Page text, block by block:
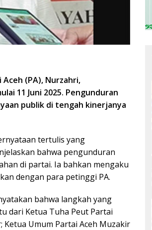
Aceh (PA), Nurzahri,
11 Juni 2025. Pengunduran
publik di tengah kinerjanya
tertulis yang
bahwa pengunduran
di partai. Ia bahkan mengaku
dengan para petinggi PA.
bahwa langkah yang
dari Ketua Tuha Peut Partai
Ketua Umum Partai Aceh Muzakir